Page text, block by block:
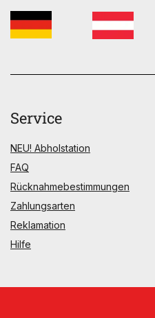
Service
NEU! Abholstation
FAQ
Rücknahmebestimmungen
Zahlungsarten
Reklamation
Hilfe